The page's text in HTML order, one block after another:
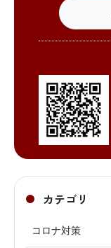
カテゴリ
コロナ対策